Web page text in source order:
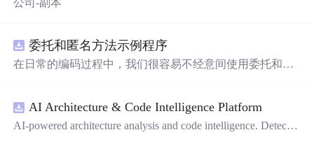
委托和匿名方法示例程序
在日常的编码过程中，我们很容易不经意间使用委托和匿
的完整项目示例。
AI Architecture & Code Intelligence Platform
AI-powered architecture analysis and code intelligence. Detects